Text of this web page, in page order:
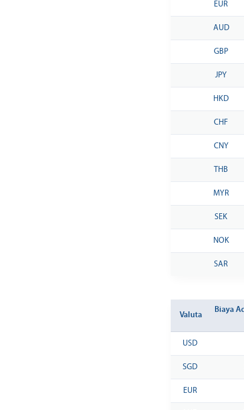
EUR
AUD
GBP
JPY
HKD
CHF
CNY
THB
MYR
SEK
NOK
SAR
Valuta
Biaya
USD
SGD
EUR